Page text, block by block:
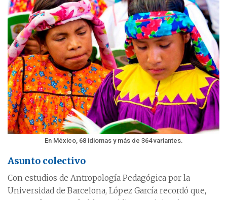
En México, 68 idiomas y más de 364 variantes.
Asunto colectivo
Con estudios de Antropología Pedagógica por la
Universidad de Barcelona, López García recordó que,